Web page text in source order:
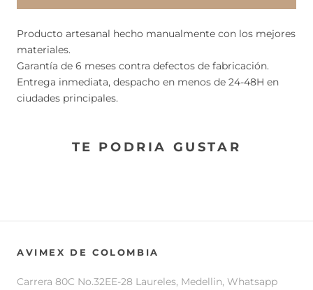
Producto artesanal hecho manualmente con los mejores
materiales.
Garantía de 6 meses contra defectos de fabricación.
Entrega inmediata, despacho en menos de 24-48H en
ciudades principales.
TE PODRIA GUSTAR
AVIMEX DE COLOMBIA
Carrera 80C No.32EE-28 Laureles, Medellin, Whatsapp